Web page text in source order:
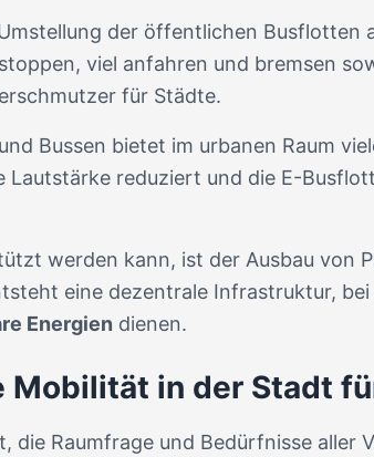
der öffentlichen Busflotten
viel anfahren und bremsen
für Städte.
Bussen bietet im urbanen Raum
reduziert und die E-
werden kann, ist der Ausbau von
eine dezentrale Infrastruktur,
Energien dienen.
Mobilität in der Stadt
Raumfrage und Bedürfnisse aller